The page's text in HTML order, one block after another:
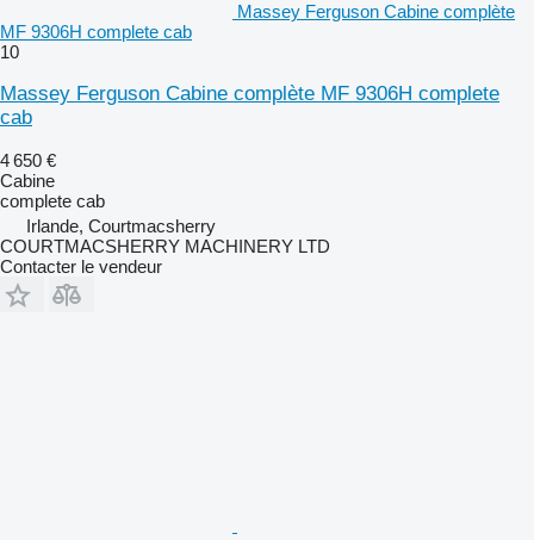
Massey Ferguson Cabine complète
MF 9306H complete cab
10
Massey Ferguson Cabine complète MF 9306H complete
cab
4 650 €
Cabine
complete cab
Irlande, Courtmacsherry
COURTMACSHERRY MACHINERY LTD
Contacter le vendeur